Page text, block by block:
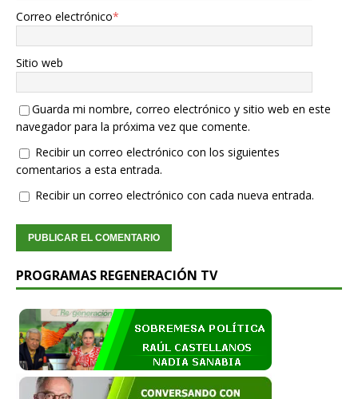
Correo electrónico*
Sitio web
Guarda mi nombre, correo electrónico y sitio web en este
navegador para la próxima vez que comente.
Recibir un correo electrónico con los siguientes
comentarios a esta entrada.
Recibir un correo electrónico con cada nueva entrada.
PROGRAMAS REGENERACIÓN TV